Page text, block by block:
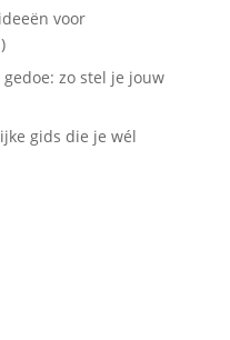
voor
zo stel je jouw
gids die je wél